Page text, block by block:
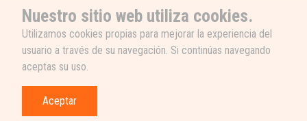
Nuestro sitio web utiliza cookies.
Utilizamos cookies propias para mejorar la experiencia del
usuario a través de su navegación. Si continúas navegando
aceptas su uso.
Aceptar
¿NECESITAS AYUDA?
Nuestro equipo de soporte está listo